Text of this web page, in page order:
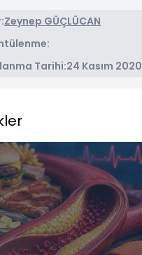
Zeynep GÜÇLÜCAN
Tarihi:24 Kasım 2020